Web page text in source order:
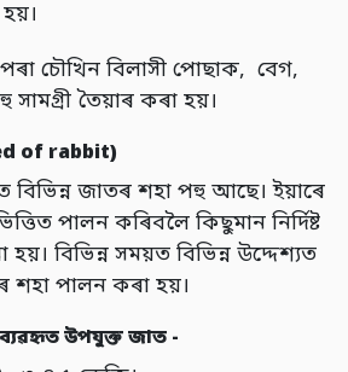
চৌখিন বিলাসী পোছাক, বেগ,
তৈয়াৰ কৰা হয়।
of rabbit)
বিভিন্ন জাতৰ শহা পহু আছে। ইয়াৰে
পালন কৰিবলৈ কিছুমান নিৰ্দিষ্ট
হয়। বিভিন্ন সময়ত বিভিন্ন উদ্দেশ্যত
শহা পালন কৰা হয়।
উপযুক্ত জাত -